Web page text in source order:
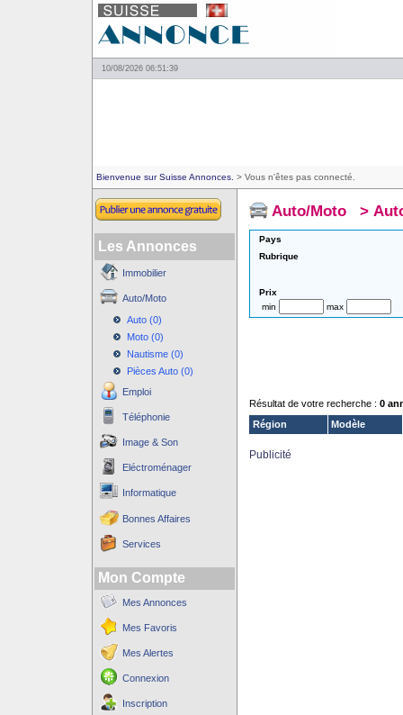
10/08/2026 06:51:39
Bienvenue sur Suisse Annonces. > Vous n'êtes pas connecté.
Les Annonces
Immobilier
Auto/Moto
Auto (0)
Moto (0)
Nautisme (0)
Pièces Auto (0)
Emploi
Téléphonie
Image & Son
Eléctroménager
Informatique
Bonnes Affaires
Services
Mon Compte
Mes Annonces
Mes Favoris
Mes Alertes
Connexion
Inscription
Auto/Moto >
Pays
Rubrique
Prix
min
max
Résultat de votre recherche : 0
Région
Modèle
Publicité